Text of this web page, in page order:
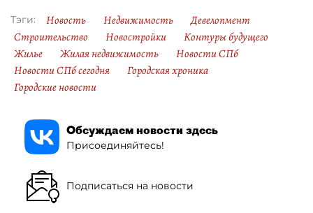
Тэги: Новость Недвижимость
Девелопмент
Строительство
Новостройки
Контуры будущего
Жилье
Жилая недвижимость
Новости СПб
Новости СПб сегодня
Городская хроника
Городские новости
Обсуждаем новости здесь
Присоединяйтесь!
Подписаться на новости